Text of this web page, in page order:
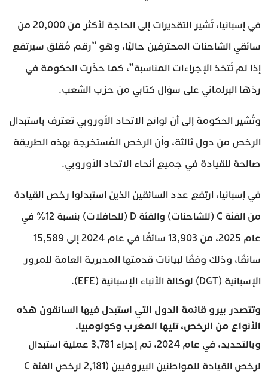
في إسبانيا، تُشير التقديرات إلى الحاجة لأكثر من 20,000 من
سائقي الشاحنات المحترفين حاليًا، وهو “رقم مُقلق سيرتفع
إذا لم تُتخذ الإجراءات المناسبة”، كما حذّرت الحكومة في
ردّها البرلماني على سؤال كتابي من حزب الشعب.
وتُشير الحكومة إلى أن لوائح الاتحاد الأوروبي تعترف باستبدال
الرخص من دول ثالثة، وأن الرخص المُستخرجة بهذه الطريقة
صالحة للقيادة في جميع أنحاء الاتحاد الأوروبي.
في إسبانيا، ارتفع عدد السائقين الذين استبدلوا رخص القيادة
من الفئة C (للشاحنات) والفئة D (للحافلات) بنسبة 12% في
عام 2025، من 13,903 سائقًا في عام 2024 إلى 15,589
سائقًا، وذلك وفقًا لبيانات قدمتها المديرية العامة للمرور
الإسبانية (DGT) لوكالة الأنباء الإسبانية (EFE).
وتتصدر بيرو قائمة الدول التي استبدل فيها السائقون هذه
الأنواع من الرخص، تليها المغرب وكولومبيا.
وبالتحديد، في عام 2024، تم إجراء 3,781 عملية استبدال
لرخص القيادة للمواطنين البيروفيين (2,181 لرخص الفئة C